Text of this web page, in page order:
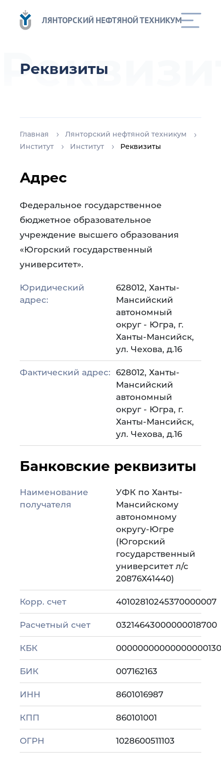
ЛЯНТОРСКИЙ НЕФТЯНОЙ ТЕХНИКУМ
Реквизиты
Главная
Лянторский нефтяной техникум
Институт
Институт Реквизиты
Адрес
Федеральное государственное
бюджетное образовательное
учреждение высшего образования
«Югорский государственный
университет».
Юридический
адрес:
628012, Ханты-
Мансийский
автономный
округ - Югра, г.
Ханты-Мансийск,
ул. Чехова, д.16
Фактический адрес: 628012, Ханты-
Мансийский
автономный
округ - Югра, г.
Ханты-Мансийск,
ул. Чехова, д.16
Банковские реквизиты
Наименование
получателя
УФК по Ханты-
Мансийскому
автономному
округу-Югре
(Югорский
государственный
университет л/с
20876Х41440)
Корр. счет 40102810245370000007
Расчетный счет 03214643000000018700
КБК 00000000000000000130
БИК 007162163
ИНН 8601016987
КПП 860101001
ОГРН 1028600511103